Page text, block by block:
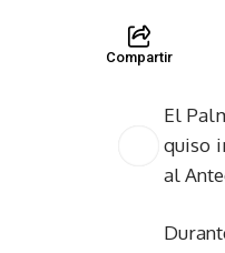
Compartir
El
quiso
al